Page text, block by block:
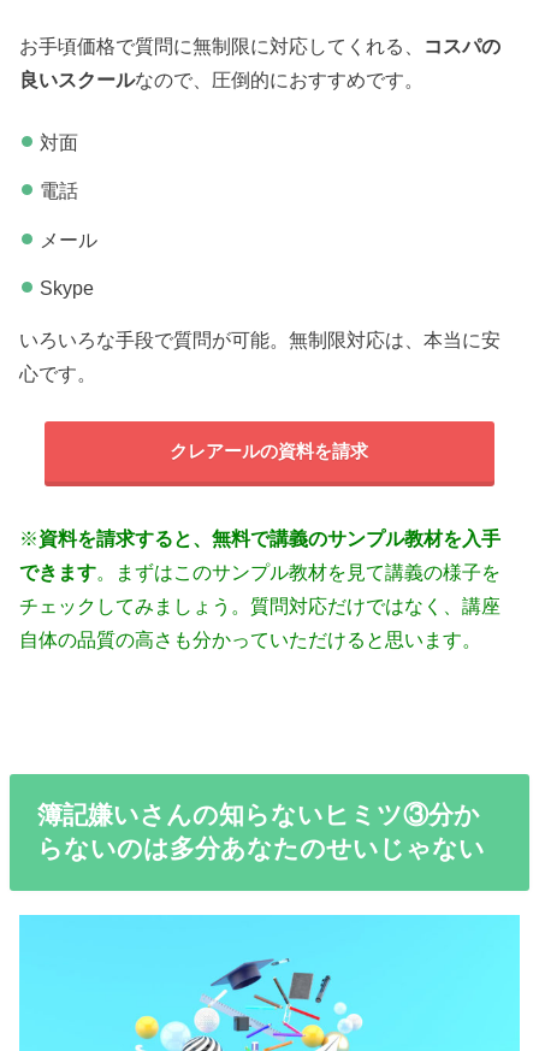
お手頃価格で質問に無制限に対応してくれる、 コスパの
良いスクールなので、圧倒的におすすめです。
対面
電話
メール
Skype
いろいろな手段で質問が可能。無制限対応は、本当に安
心です。
クレアールの資料を請求
※資料を請求すると、無料で講義のサンプル教材を入手
できます。まずはこのサンプル教材を見て講義の様子を
チェックしてみましょう。質問対応だけではなく、講座
自体の品質の高さも分かっていただけると思います。
簿記嫌いさんの知らないヒミツ③分か
らないのは多分あなたのせいじゃない